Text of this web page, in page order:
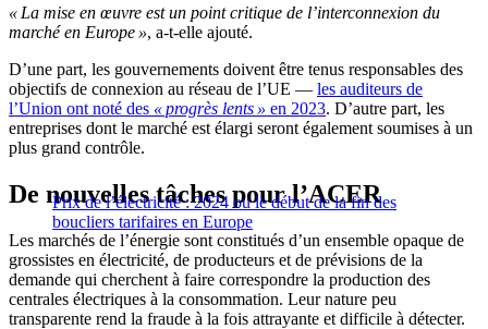
« La mise en œuvre est un point critique de l’interconnexion du
marché en Europe », a-t-elle ajouté.
D’une part, les gouvernements doivent être tenus responsables des
objectifs de connexion au réseau de l’UE — les auditeurs de
l’Union ont noté des « progrès lents » en 2023. D’autre part, les
entreprises dont le marché est élargi seront également soumises à un
plus grand contrôle.
Prix de l’électricité : 2024 ou le début de la fin des
boucliers tarifaires en Europe
De nouvelles tâches pour l’ACER
Les marchés de l’énergie sont constitués d’un ensemble opaque de
grossistes en électricité, de producteurs et de prévisions de la
demande qui cherchent à faire correspondre la production des
centrales électriques à la consommation. Leur nature peu
transparente rend la fraude à la fois attrayante et difficile à détecter.